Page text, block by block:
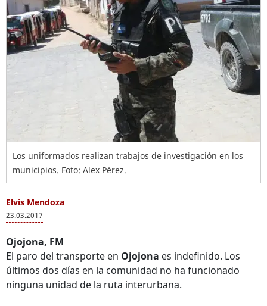
Los uniformados realizan trabajos de investigación en los
municipios. Foto: Alex Pérez.
Elvis Mendoza
23.03.2017
Ojojona, FM
El paro del transporte en Ojojona es indefinido. Los
últimos dos días en la comunidad no ha funcionado
ninguna unidad de la ruta interurbana.